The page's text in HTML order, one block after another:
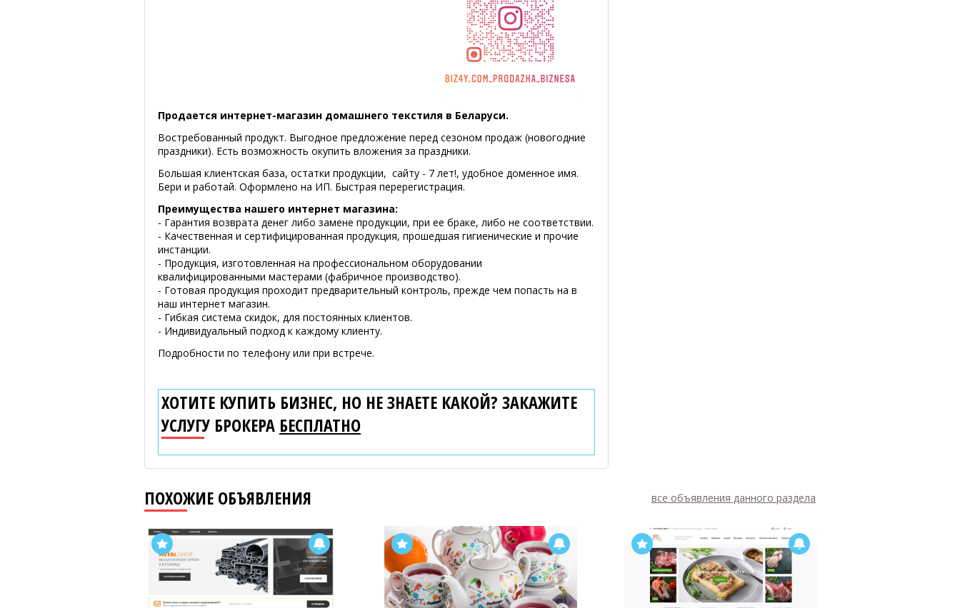
Продается интернет-магазин домашнего текстиля в Беларуси.
Востребованный продукт. Выгодное предложение перед сезоном продаж (новогодние
праздники). Есть возможность окупить вложения за праздники.
Большая клиентская база, остатки продукции, сайту - 7 лет!, удобное доменное имя.
Бери и работай. Оформлено на ИП. Быстрая перерегистрация.
Преимущества нашего интернет магазина:
- Гарантия возврата денег либо замене продукции, при ее браке, либо не соответствии.
- Качественная и сертифицированная продукция, прошедшая гигиенические и прочие
инстанции.
- Продукция, изготовленная на профессиональном оборудовании
квалифицированными мастерами (фабричное производство).
- Готовая продукция проходит предварительный контроль, прежде чем попасть на в
наш интернет магазин.
- Гибкая система скидок, для постоянных клиентов.
- Индивидуальный подход к каждому клиенту.
Подробности по телефону или при встрече.
ХОТИТЕ КУПИТЬ БИЗНЕС, НО НЕ ЗНАЕТЕ КАКОЙ? ЗАКАЖИТЕ
УСЛУГУ БРОКЕРА БЕСПЛАТНО
ПОХОЖИЕ ОБЪЯВЛЕНИЯ все объявления данного раздела